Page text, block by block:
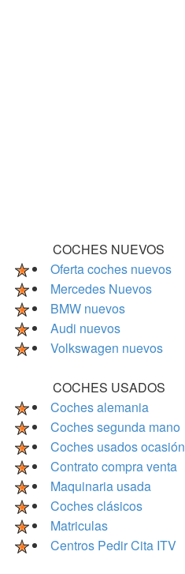
COCHES NUEVOS
Oferta coches nuevos
Mercedes Nuevos
BMW nuevos
Audi nuevos
Volkswagen nuevos
COCHES USADOS
Coches alemania
Coches segunda mano
Coches usados ocasión
Contrato compra venta
Maquinaria usada
Coches clásicos
Matriculas
Centros Pedir Cita ITV